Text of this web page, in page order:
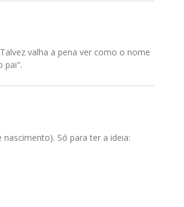
valha a pena ver como o nome
pai".
Só para ter a ideia: